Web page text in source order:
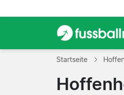
Startseite